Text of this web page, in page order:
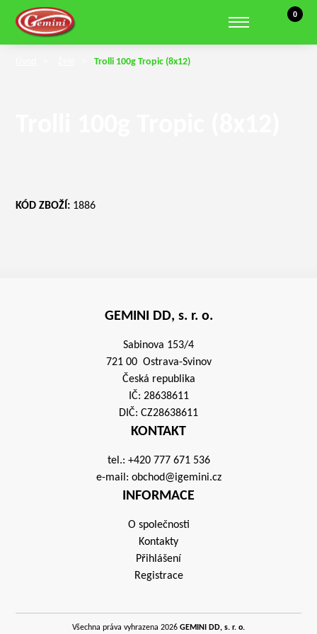
Zobrazit hledání
0
Košík, 0
Trolli 100g Tropic (8x12)
KÓD ZBOŽÍ: 1886
GEMINI DD, s. r. o.
Sabinova 153/4
721 00 Ostrava-Svinov
Česká republika
IČ: 28638611
DIČ: CZ28638611
KONTAKT
tel.: +420 777 671 536
e-mail: obchod@igemini.cz
INFORMACE
O společnosti
Kontakty
Přihlášení
Registrace
Všechna práva vyhrazena 2026 GEMINI DD, s. r. o.